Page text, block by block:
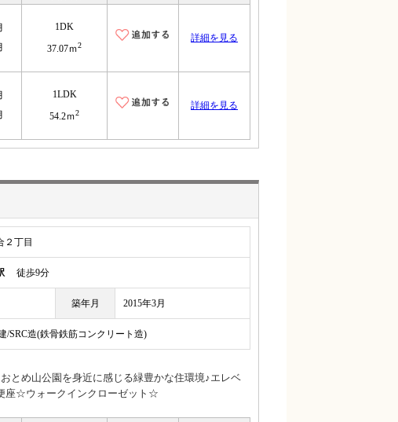
1DK
37.07ｍ2
詳細を見る
1LDK
54.2ｍ2
詳細を見る
２丁目
徒歩9分
築年月 2015年3月
/SRC造(鉄骨鉄筋コンクリート造)
とめ山公園を身近に感じる緑豊かな住環境♪エレベ
☆ウォークインクローゼット☆